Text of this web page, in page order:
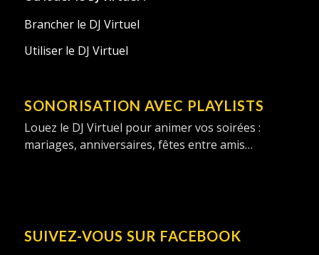
Brancher le DJ Virtuel
Utiliser le DJ Virtuel
SONORISATION AVEC PLAYLISTS
Louez le DJ Virtuel pour animer vos soirées :
mariages, anniversaires, fêtes entre amis…
SUIVEZ-VOUS SUR FACEBOOK